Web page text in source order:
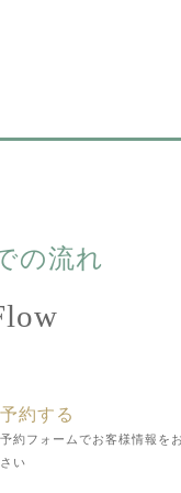
の流れ
予約する
予約フォームでお客様情報を
さい